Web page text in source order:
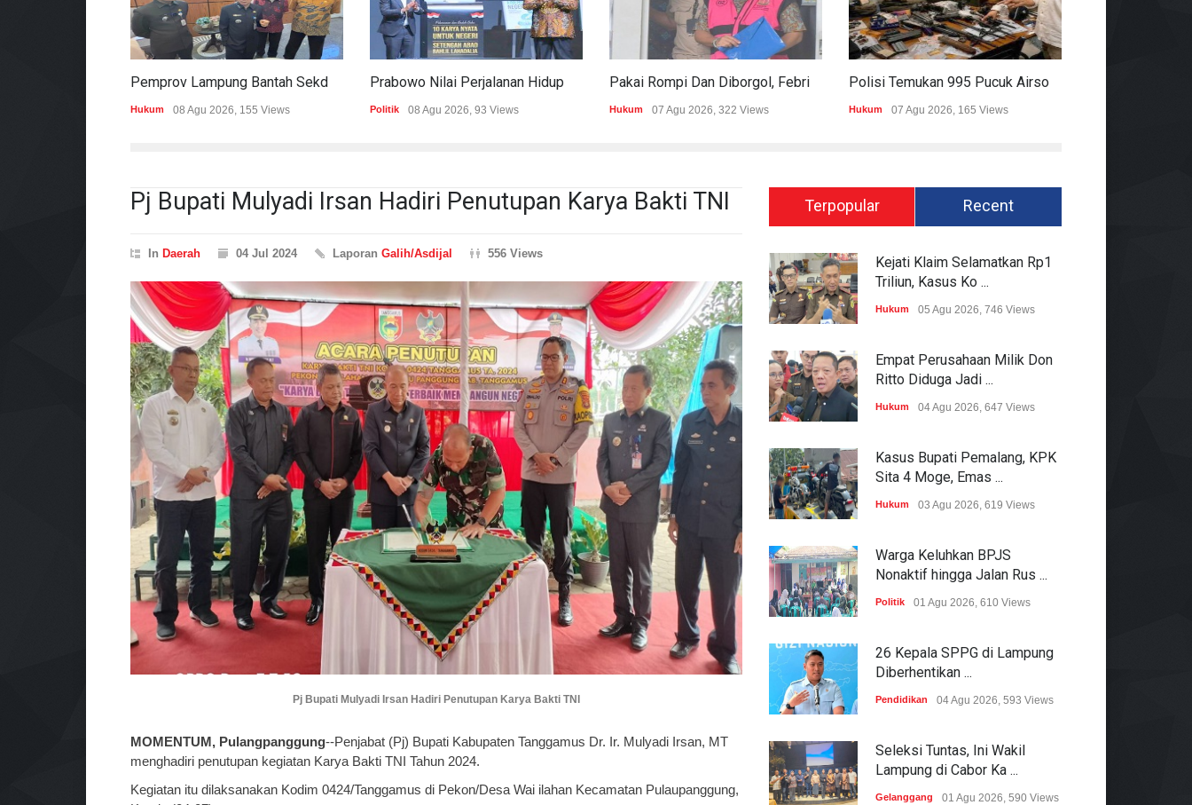
Hukum 08 Agu 2026, 155 Views Politik 08 Agu 2026, 93 Views Hukum 07 Agu 2026, 322 Views Hukum 07 Agu 2026, 165 Views
Pj Bupati Mulyadi Irsan Hadiri Penutupan Karya Bakti TNI
In Daerah 04 Jul 2024 Laporan Galih/Asdijal 556 Views
Pj Bupati Mulyadi Irsan Hadiri Penutupan Karya Bakti TNI
MOMENTUM, Pulangpanggung--Penjabat (Pj) Bupati Kabupaten Tanggamus Dr. Ir. Mulyadi Irsan, MT
menghadiri penutupan kegiatan Karya Bakti TNI Tahun 2024.
Kegiatan itu dilaksanakan Kodim 0424/Tanggamus di Pekon/Desa Wai ilahan Kecamatan Pulaupanggung,
Terpopular Recent
Kejati Klaim Selamatkan Rp1
Triliun, Kasus Ko ...
Hukum 05 Agu 2026, 746 Views
Empat Perusahaan Milik Don
Ritto Diduga Jadi ...
Hukum 04 Agu 2026, 647 Views
Kasus Bupati Pemalang, KPK
Sita 4 Moge, Emas ...
Hukum 03 Agu 2026, 619 Views
Warga Keluhkan BPJS
Nonaktif hingga Jalan Rus ...
Politik 01 Agu 2026, 610 Views
26 Kepala SPPG di Lampung
Diberhentikan ...
Pendidikan 04 Agu 2026, 593 Views
Seleksi Tuntas, Ini Wakil
Lampung di Cabor Ka ...
Gelanggang 01 Agu 2026, 590 Views